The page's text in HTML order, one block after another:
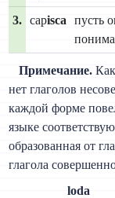
3. capisca
пусть
Примечание.
нет глаголов
каждой форме
языке
образованная от
глагола
loda